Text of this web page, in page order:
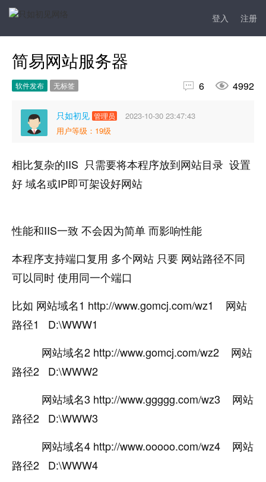
登入 注册
简易网站服务器
软件发布 无标签  6  4992
只如初见 管理员
2023-10-30 23:47:43
用户等级：19级
相比复杂的IIS 只需要将本程序放到网站目录 设置
好 域名或IP即可架设好网站
性能和IIS一致 不会因为简单 而影响性能
本程序支持端口复用 多个网站 只要 网站路径不同
可以同时 使用同一个端口
比如 网站域名1 http://www.gomcj.com/wz1 网站
路径1 D:\WWW1
网站域名2 http://www.gomcj.com/wz2 网站
路径2 D:\WWW2
网站域名3 http://www.ggggg.com/wz3 网站
路径2 D:\WWW3
网站域名4 http://www.ooooo.com/wz4 网站
路径2 D:\WWW4